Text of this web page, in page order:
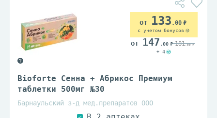
Bioforte Сенна + Абрикос Премиум
таблетки 500мг №30
Барнаульский з-д мед.препаратов ООО
133 .00
с учетом бонусов
147 .00 181.00
+ 4